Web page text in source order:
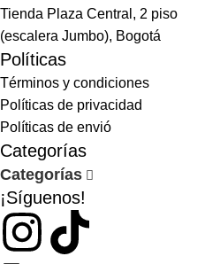
Tienda Plaza Central, 2 piso
(escalera Jumbo), Bogotá
Políticas
Términos y condiciones
Políticas de privacidad
Políticas de envió
Categorías
Categorías
¡Síguenos!